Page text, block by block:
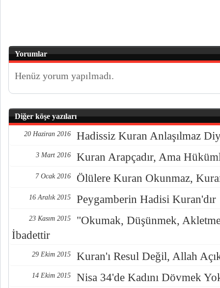
Yorumlar
Henüz yorum yapılmadı.
Diğer köşe yazıları
20 Haziran 2016 Hadissiz Kuran Anlaşılmaz
3 Mart 2016 Kuran Arapçadır, Ama
7 Ocak 2016 Ölülere Kuran Okunmaz,
16 Aralık 2015 Peygamberin Hadisi Kuran'dır
23 Kasım 2015
"Okumak, Düşünmek,
İbadettir
29 Ekim 2015 Kuran'ı Resul Değil, Allah
14 Ekim 2015 Nisa 34'de Kadını Dövmek